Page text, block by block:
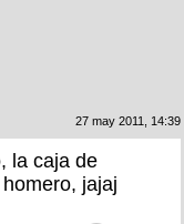
27 may 2011, 14:39
la caja de
jajaj